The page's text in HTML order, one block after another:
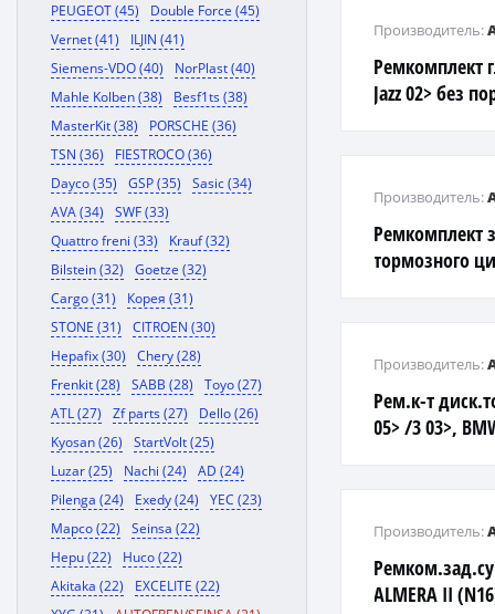
PEUGEOT (45)
Double Force (45)
Vernet (41)
ILJIN (41)
Siemens-VDO (40)
NorPlast (40)
Mahle Kolben (38)
Besf1ts (38)
MasterKit (38)
PORSCHE (36)
TSN (36)
FIESTROCO (36)
Dayco (35)
GSP (35)
Sasic (34)
AVA (34)
SWF (33)
Quattro freni (33)
Krauf (32)
Bilstein (32)
Goetze (32)
Cargo (31)
Корея (31)
STONE (31)
CITROEN (30)
Hepafix (30)
Chery (28)
Frenkit (28)
SABB (28)
Toyo (27)
ATL (27)
Zf parts (27)
Dello (26)
Kyosan (26)
StartVolt (25)
Luzar (25)
Nachi (24)
AD (24)
Pilenga (24)
Exedy (24)
YEC (23)
Mapco (22)
Seinsa (22)
Hepu (22)
Huco (22)
Akitaka (22)
EXCELITE (22)
Ремкомплект
Jazz 02> без
Производитель:
Ремкомплект
тормозного
Производитель:
Рем.к-т
05> /3 03>,
Производитель:
ALMERA II
Производитель: